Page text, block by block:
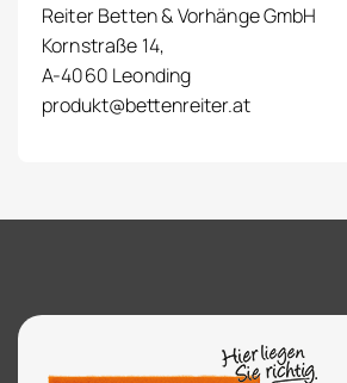
Reiter Betten & Vorhänge GmbH
Kornstraße 14,
A-4060 Leonding
produkt@bettenreiter.at